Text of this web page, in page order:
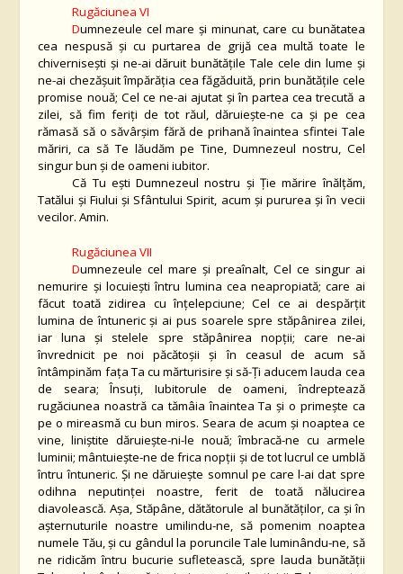
Rugăciunea VI
Dumnezeule cel mare și minunat, care cu bunătatea
cea nespusă și cu purtarea de grijă cea multă toate le
chivernisești și ne-ai dăruit bunătățile Tale cele din lume și
ne-ai chezășuit împărăția cea făgăduită, prin bunătățile cele
promise nouă; Cel ce ne-ai ajutat și în partea cea trecută a
zilei, să fim feriți de tot răul, dăruiește-ne ca și pe cea
rămasă să o săvârșim fără de prihană înaintea sfintei Tale
măriri, ca să Te lăudăm pe Tine, Dumnezeul nostru, Cel
singur bun și de oameni iubitor.
Că Tu ești Dumnezeul nostru și Ție mărire înălțăm,
Tatălui și Fiului și Sfântului Spirit, acum și pururea și în vecii
vecilor. Amin.
Rugăciunea VII
Dumnezeule cel mare și preaînalt, Cel ce singur ai
nemurire și locuiești întru lumina cea neapropiată; care ai
făcut toată zidirea cu înțelepciune; Cel ce ai despărțit
lumina de întuneric și ai pus soarele spre stăpânirea zilei,
iar luna și stelele spre stăpânirea nopții; care ne-ai
învrednicit pe noi păcătoșii și în ceasul de acum să
întâmpinăm fața Ta cu mărturisire și să-Ți aducem lauda cea
de seara; Însuți, Iubitorule de oameni, îndreptează
rugăciunea noastră ca tămâia înaintea Ta și o primește ca
pe o mireasmă cu bun miros. Seara de acum și noaptea ce
vine, liniștite dăruiește-ni-le nouă; îmbracă-ne cu armele
luminii; mântuiește-ne de frica nopții și de tot lucrul ce umblă
întru întuneric. Și ne dăruiește somnul pe care l-ai dat spre
odihna neputinței noastre, ferit de toată nălucirea
diavolească. Așa, Stăpâne, dătătorule al bunătăților, ca și în
așternuturile noastre umilindu-ne, să pomenim noaptea
numele Tău, și cu gândul la poruncile Tale luminându-ne, să
ne ridicăm întru bucurie sufletească, spre lauda bunătății